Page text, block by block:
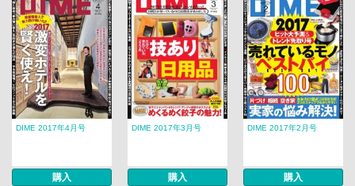
DIME 2017年4月号
購入
DIME 2017年3月号
購入
DIME 2017年2月号
購入